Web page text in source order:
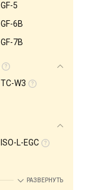
GF-5
GF-6B
GF-7B
TC-W3
ISO-L-EGC
РАЗВЕРНУТЬ